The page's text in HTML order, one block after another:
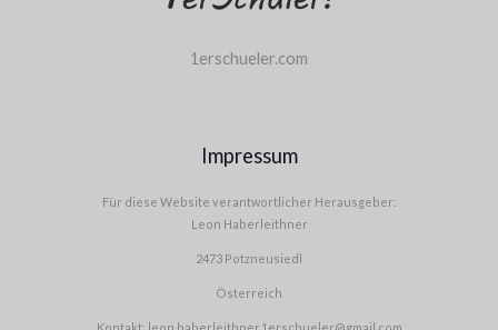
1erschueler.com
Impressum
Für diese Website verantwortlicher Herausgeber:
Leon Haberleithner
2473 Potzneusiedl
Österreich